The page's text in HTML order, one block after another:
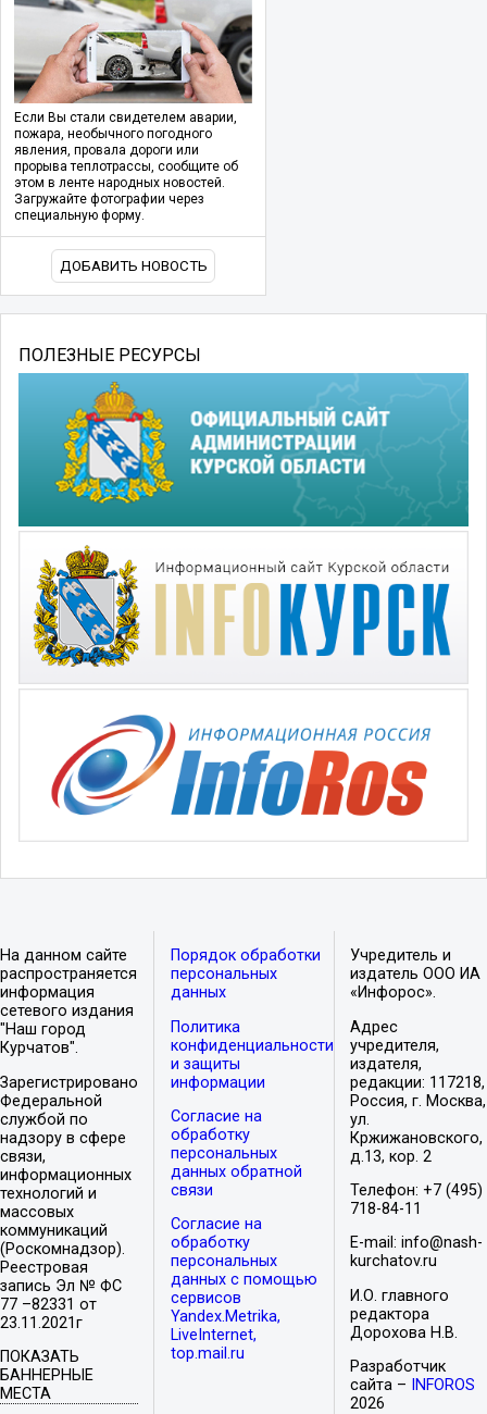
Если Вы стали свидетелем аварии,
пожара, необычного погодного
явления, провала дороги или
прорыва теплотрассы, сообщите об
этом в ленте народных новостей.
Загружайте фотографии через
специальную форму.
ДОБАВИТЬ НОВОСТЬ
ПОЛЕЗНЫЕ РЕСУРСЫ
На данном сайте
распространяется
информация
сетевого издания
"Наш город
Курчатов".
Зарегистрировано
Федеральной
службой по
надзору в сфере
связи,
информационных
технологий и
массовых
коммуникаций
(Роскомнадзор).
Реестровая
запись Эл № ФС
77 –82331 от
23.11.2021г
ПОКАЗАТЬ
БАННЕРНЫЕ
МЕСТА
Порядок обработки
персональных
данных
Политика
конфиденциальности
и защиты
информации
Согласие на
обработку
персональных
данных обратной
связи
Согласие на
обработку
персональных
данных с помощью
сервисов
Yandex.Metrika,
LiveInternet,
top.mail.ru
Учредитель и
издатель ООО ИА
«Инфорос».
Адрес
учредителя,
издателя,
редакции: 117218,
Россия, г. Москва,
ул.
Кржижановского,
д.13, кор. 2
Телефон: +7 (495)
718-84-11
E-mail: info@nash-
kurchatov.ru
И.О. главного
редактора
Дорохова Н.В.
Разработчик
сайта –
INFOROS
2026